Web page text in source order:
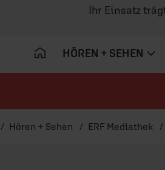
Ihr Einsatz
HÖREN + SEHEN
Startseite
Hören + Sehen ERF Mediathek